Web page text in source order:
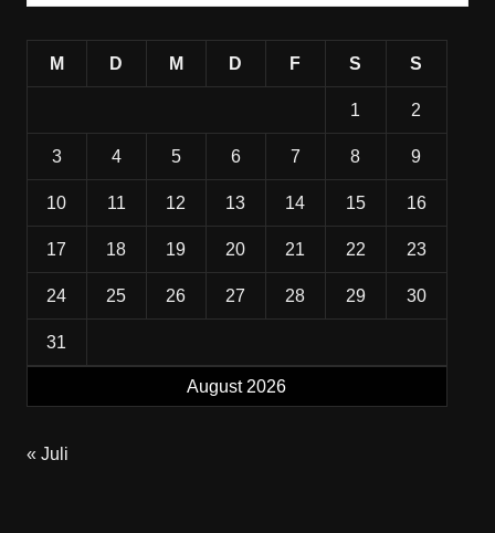
August 2026
M D M D F S S
1 2
3 4 5 6 7 8 9
10 11 12 13 14 15 16
17 18 19 20 21 22 23
24 25 26 27 28 29 30
31
« Juli